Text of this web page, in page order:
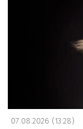
07.08.2026 (13:28)